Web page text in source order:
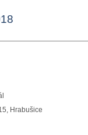
Hrabušice